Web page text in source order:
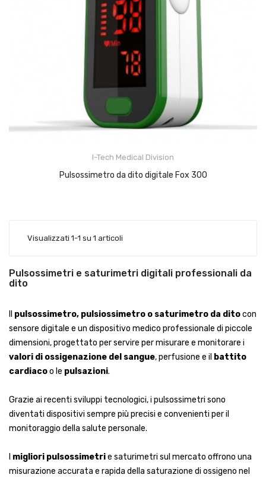
I-Tech Medical Division
Pulsossimetro da dito digitale Fox 300
Visualizzati 1-1 su 1 articoli
Pulsossimetri e saturimetri digitali professionali da
dito
pulsossimetro, pulsiossimetro o saturimetro da ditocon
sensore digitale e un dispositivo medico professionale di piccole
dimensioni, progettato per servire per misurare e monitorare i
valori di ossigenazione del sangue, perfusione e il battito
cardiacoo le pulsazioni.
Grazie ai recenti sviluppi tecnologici, i pulsossimetri sono
diventati dispositivi sempre più precisi e convenienti per il
monitoraggio della salute personale.
migliori pulsossimetrie saturimetri sul mercato offrono una
misurazione accurata e rapida della saturazione di ossigeno nel